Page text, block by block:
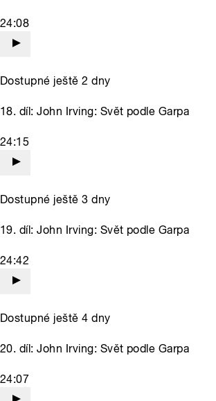
24:08
Dostupné ještě 2 dny
18. díl: John Irving: Svět podle Garpa
24:15
Dostupné ještě 3 dny
19. díl: John Irving: Svět podle Garpa
24:42
Dostupné ještě 4 dny
20. díl: John Irving: Svět podle Garpa
24:07